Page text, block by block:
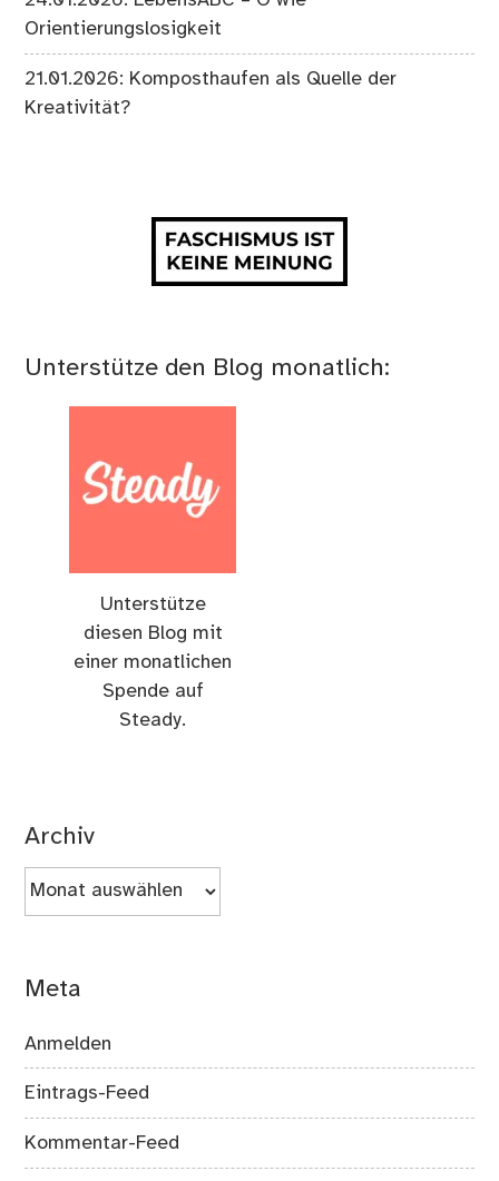
Orientierungslosigkeit
21.01.2026: Komposthaufen als Quelle der
Kreativität?
Unterstütze den Blog monatlich:
Unterstütze
diesen Blog mit
einer monatlichen
Spende auf
Steady.
Archiv
Archiv
Meta
Anmelden
Eintrags-Feed
Kommentar-Feed